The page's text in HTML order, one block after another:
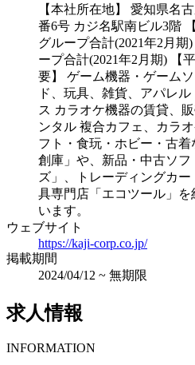
【本社所在地】 愛知県名
番6号 カジ名駅南ビル3階
グループ合計(2021年2月
ープ合計(2021年2月期) 【
要】 ゲーム機器・ゲーム
ド、玩具、雑貨、アパレ
ス カラオケ機器の賃貸、
ンタル 複合カフェ、カラ
フト・食玩・ホビー・古
創庫」や、新品・中古ソ
ズ」、トレーディングカ
具専門店「エコツール」
います。
ウェブサイト
https://kaji-corp.co.jp/
掲載期間
2024/04/12 ~ 無期限
求人情報
INFORMATION